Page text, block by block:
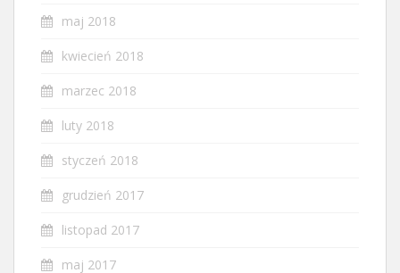
maj 2018
kwiecień 2018
marzec 2018
luty 2018
styczeń 2018
grudzień 2017
listopad 2017
maj 2017